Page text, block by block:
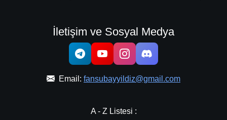
İletişim ve Sosyal Medya
Email: fansubayyildiz@gmail.com
A - Z Listesi :